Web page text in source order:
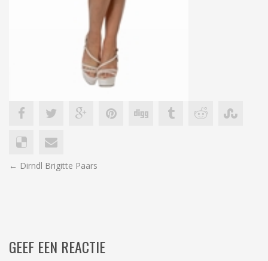
BERICHT
← Dirndl Brigitte Paars
GEEF EEN REACTIE